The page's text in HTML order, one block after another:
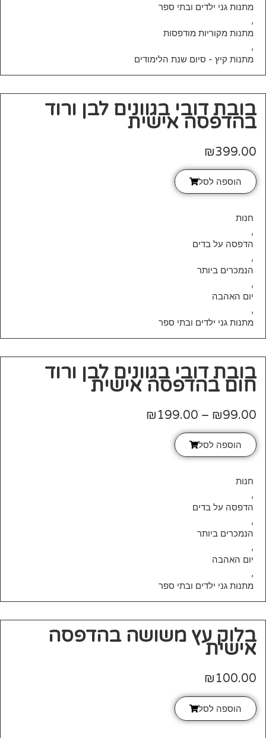
מתנות גני ילדים ובתי ספר
,
מתנות מקוריות מודפסות
,
מתנות קיץ - סיום שנת הלימודים
בובת דובי בגוונים לבן ורוד
בהדפסה אישית
₪399.00
הוספה לסל
חנות
,
הדפסה על בדים
,
הנמכרים ביותר
,
יום האהבה
,
מתנות גני ילדים ובתי ספר
בובת דובי בגוונים לבן ורוד
חום בהדפסה אישית
₪99.00
–
₪199.00
הוספה לסל
חנות
,
הדפסה על בדים
,
הנמכרים ביותר
,
יום האהבה
,
מתנות גני ילדים ובתי ספר
בלוק עץ משושה בהדפסה
אישית
₪100.00
הוספה לסל